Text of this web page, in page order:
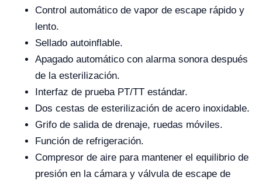
Control automático de vapor de escape rápido y
lento.
Sellado autoinflable.
Apagado automático con alarma sonora después
de la esterilización.
Interfaz de prueba PT/TT estándar.
Dos cestas de esterilización de acero inoxidable.
Grifo de salida de drenaje, ruedas móviles.
Función de refrigeración.
Compresor de aire para mantener el equilibrio de
presión en la cámara y válvula de escape de